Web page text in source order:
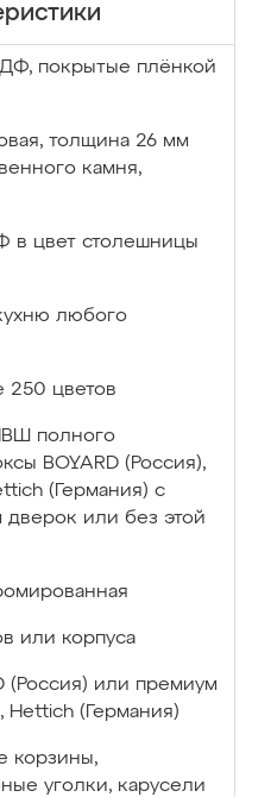
покрытые плёнкой
толщина 26 мм
камня,
в цвет столешницы
любого
250 цветов
полного
BOYARD (Россия),
(Германия) с
или без этой
или корпуса
(Россия) или премиум
Hettich (Германия)
корзины,
уголки, карусели